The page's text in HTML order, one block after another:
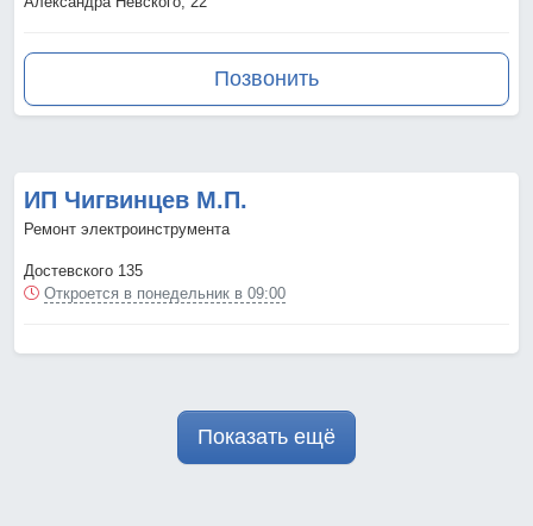
Позвонить
ИП Чигвинцев М.П.
Ремонт электроинструмента
Достевского 135
Откроется в понедельник в 09:00
Показать ещё